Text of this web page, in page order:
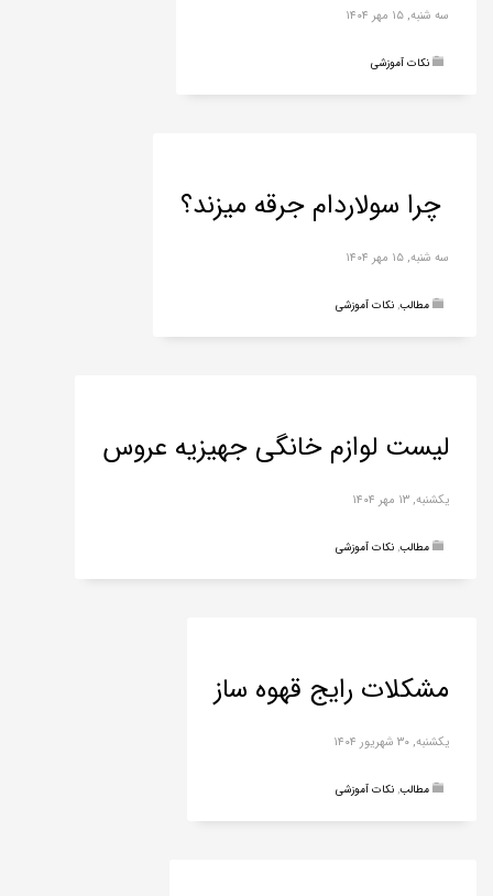
سه شنبه, ۱۵ مهر ۱۴۰۴
نکات آموزشی
چرا سولاردام جرقه میزند؟
سه شنبه, ۱۵ مهر ۱۴۰۴
مطالب, نکات آموزشی
لیست لوازم خانگی جهیزیه عروس
یکشنبه, ۱۳ مهر ۱۴۰۴
مطالب, نکات آموزشی
مشکلات رایج قهوه ساز
یکشنبه, ۳۰ شهریور ۱۴۰۴
مطالب, نکات آموزشی